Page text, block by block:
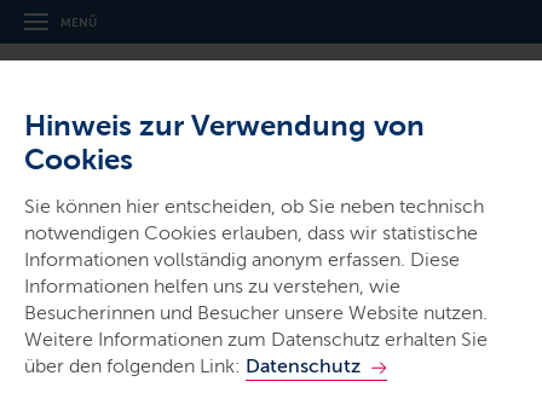
Hinweis zur Verwendung von
Cookies
Sie können hier entscheiden, ob Sie neben technisch
notwendigen Cookies erlauben, dass wir statistische
Informationen vollständig anonym erfassen. Diese
Informationen helfen uns zu verstehen, wie
Besucherinnen und Besucher unsere Website nutzen.
Weitere Informationen zum Datenschutz erhalten Sie
über den folgenden Link: Datenschutz
MENÜ
digital gründen
Die Plattform startuphafen.sh ist eine bundesweite
Erfolgsgeschichte aus dem Landesprogramm offene
Innovation.
LETZTE AKTUALISIERUNG: 08.07.2026